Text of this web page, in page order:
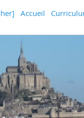
Accueil